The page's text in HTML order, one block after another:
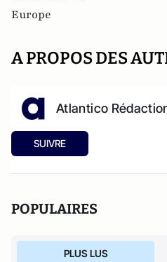
Europe
A PROPOS DES
Atlantico
SUIVRE
POPULAIRES
PLUS LUS